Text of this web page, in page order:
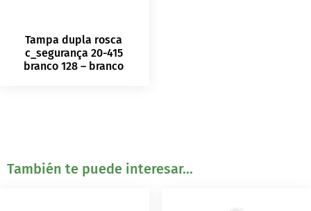
Tampa dupla rosca
c_segurança 20-415
branco 128 – branco
También te puede interesar...